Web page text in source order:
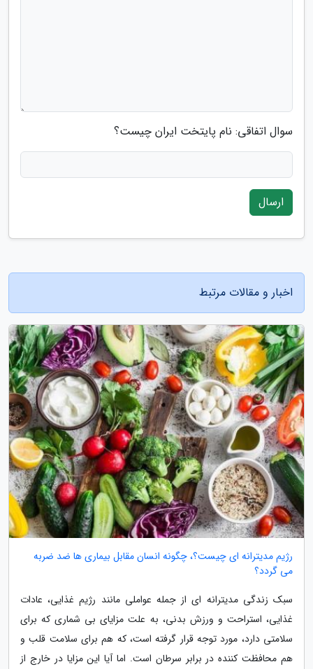
سوال اتفاقی: نام پایتخت ایران چیست؟
ارسال
اخبار و مقالات مرتبط
رژیم مدیترانه ای چیست؟، چگونه انسان مقابل بیماری ها ضد ضربه
می گردد؟
سبک زندگی مدیترانه ای از جمله عواملی مانند رژیم غذایی، عادات
غذایی، استراحت و ورزش بدنی، به علت مزایای بی شماری که برای
سلامتی دارد، مورد توجه قرار گرفته است، که هم برای سلامت قلب و
هم محافظت کننده در برابر سرطان است. اما آیا این مزایا در خارج از